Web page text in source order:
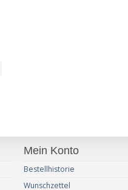
Mein Konto
Bestellhistorie
Wunschzettel